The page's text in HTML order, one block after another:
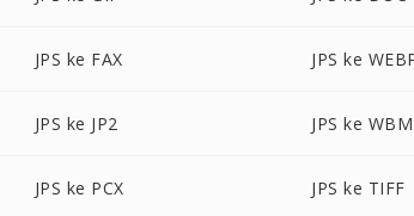
JPS ke FAX JPS ke
JPS ke JP2 JPS ke
JPS ke PCX JPS ke TIFF